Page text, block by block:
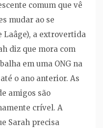
comum que vê
mudar ao se
Laâge), a extrovertida
diz que mora com
em uma ONG na
o ano anterior. As
amigos são
crível. A
Sarah precisa